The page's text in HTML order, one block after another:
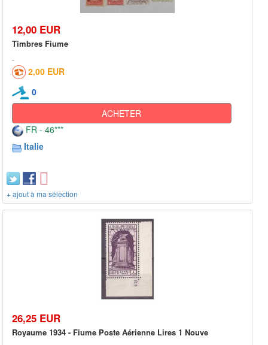
12,00 EUR
Timbres Fiume
2,00 EUR
0
ACHETER
FR - 46***
Italie
+ ajout à ma sélection
26,25 EUR
Royaume 1934 - Fiume Poste Aérienne Lires 1 Nouve